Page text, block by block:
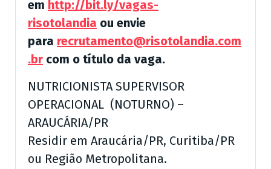
em http://bit.ly/vagas-
risotolandia ou envie
para recrutamento@risotolandia.com
.br com o título da vaga.
NUTRICIONISTA SUPERVISOR
OPERACIONAL (NOTURNO) –
ARAUCÁRIA/PR
Residir em Araucária/PR, Curitiba/PR
ou Região Metropolitana.